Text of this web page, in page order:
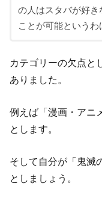
の人はスタバが好き
ことが可能というわ
カテゴリーの欠点と
ありました。
例えば「漫画・アニ
とします。
そして自分が「鬼滅
としましょう。